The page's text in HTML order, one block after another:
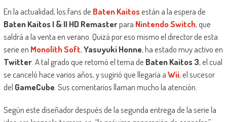
En la actualidad, los fans de Baten Kaitosestán a la espera de
Baten Kaitos I & II HD Remasterpara Nintendo Switch, que
saldrá a la venta en verano. Quizá por eso mismo el director de esta
serie en Monolith Soft,Yasuyuki Honne, ha estado muy activo en
Twitter. A tal grado que retomó el tema de Baten Kaitos 3, el cual
se canceló hace varios años, y sugirió que llegaría aWii, el sucesor
del GameCube. Sus comentarios llaman mucho la atención.
Según este diseñador después de la segunda entrega de la serie la